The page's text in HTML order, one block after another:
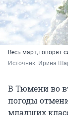
Весь март, говорят
Источник: Ирина
В Тюмени во
погоды
младших